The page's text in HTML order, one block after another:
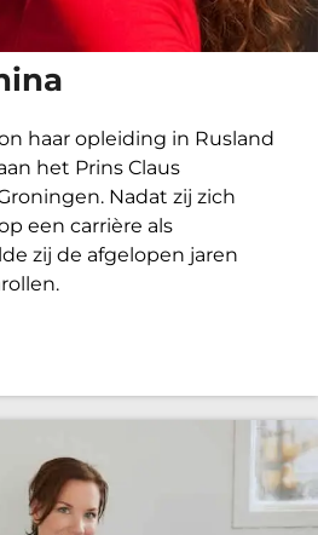
haar opleiding in Rusland
het Prins Claus
Nadat zij zich
een carrière als
zij de afgelopen jaren